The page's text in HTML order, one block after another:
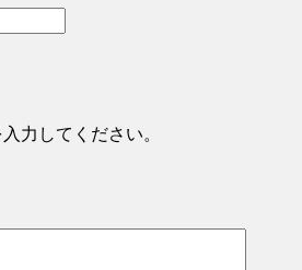
力してください。